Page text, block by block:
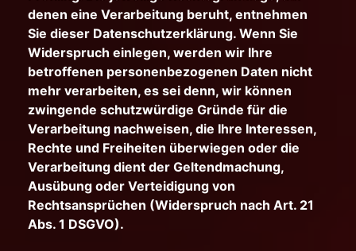
denen eine Verarbeitung beruht, entnehmen
Sie dieser Datenschutzerklärung. Wenn Sie
Widerspruch einlegen, werden wir Ihre
betroffenen personenbezogenen Daten nicht
mehr verarbeiten, es sei denn, wir können
zwingende schutzwürdige Gründe für die
Verarbeitung nachweisen, die Ihre Interessen,
Rechte und Freiheiten überwiegen oder die
Verarbeitung dient der Geltendmachung,
Ausübung oder Verteidigung von
Rechtsansprüchen (Widerspruch nach Art. 21
Abs. 1 DSGVO).